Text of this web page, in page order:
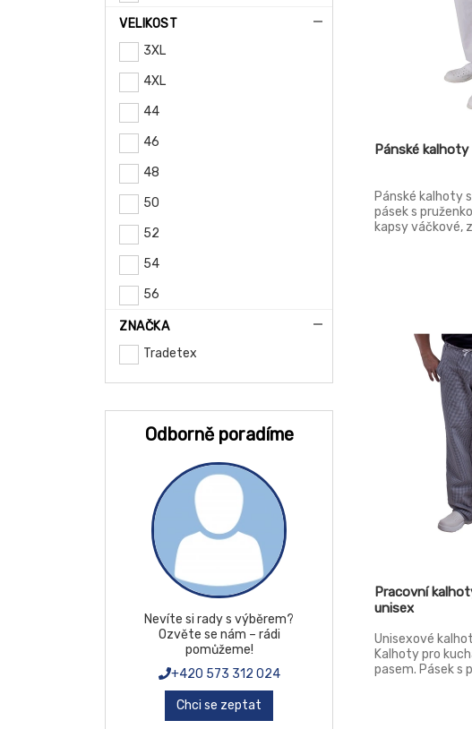
VELIKOST
3XL
4XL
44
46
48
50
52
54
56
58
60
62
64
EU104
EU108
EU17
EU18
EU23
EU25
EU26
ZNAČKA
Tradetex
Odborně poradíme
Nevíte si rady s výběrem?
Ozvěte se nám – rádi
pomůžeme!
+420 573 312 024
Chci se zeptat
Pánské kalhoty
Pánské kalhoty
pásek s
kapsy váčkové,
Pracovní
unisex
Unisexové
Kalhoty pro
pasem. Pásek s